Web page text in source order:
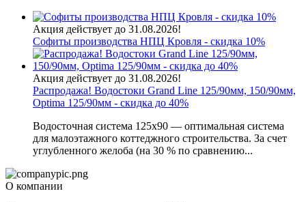
Акция действует до 31.08.2026!
Софиты производства НПЦ Кровля - скидка 10%
Акция действует до 31.08.2026!
Распродажа! Водостоки Grand Line 125/90мм, 150/90мм,
Optima 125/90мм - скидка до 40%
Водосточная система 125х90 — оптимальная система
для малоэтажного коттеджного строительства. За счет
углубленного желоба (на 30 % по сравнению...
О компании